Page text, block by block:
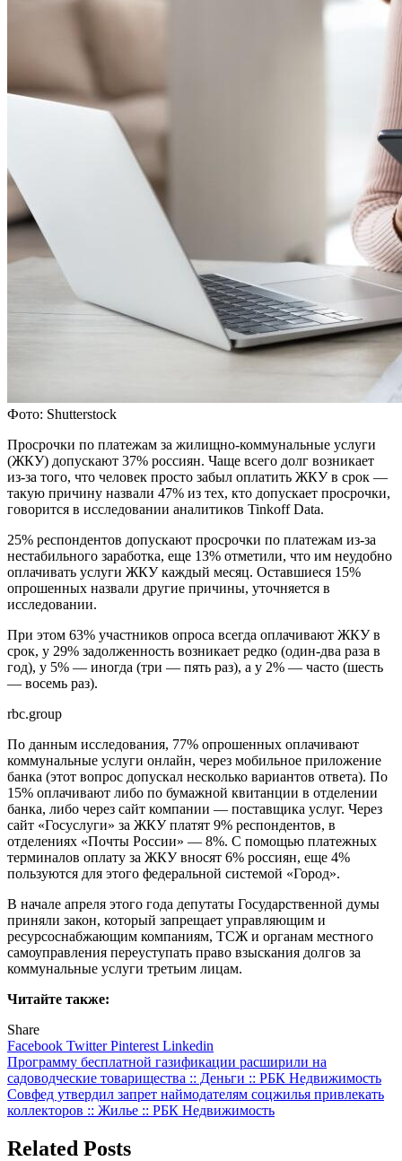
Фото: Shutterstock
Просрочки по платежам за жилищно-коммунальные услуги
(ЖКУ) допускают 37% россиян. Чаще всего долг возникает
из-за того, что человек просто забыл оплатить ЖКУ в срок —
такую причину назвали 47% из тех, кто допускает просрочки,
говорится в исследовании аналитиков Tinkoff Data.
25% респондентов допускают просрочки по платежам из-за
нестабильного заработка, еще 13% отметили, что им неудобно
оплачивать услуги ЖКУ каждый месяц. Оставшиеся 15%
опрошенных назвали другие причины, уточняется в
исследовании.
При этом 63% участников опроса всегда оплачивают ЖКУ в
срок, у 29% задолженность возникает редко (один-два раза в
год), у 5% — иногда (три — пять раз), а у 2% — часто (шесть
— восемь раз).
rbc.group
По данным исследования, 77% опрошенных оплачивают
коммунальные услуги онлайн, через мобильное приложение
банка (этот вопрос допускал несколько вариантов ответа). По
15% оплачивают либо по бумажной квитанции в отделении
банка, либо через сайт компании ― поставщика услуг. Через
сайт «Госуслуги» за ЖКУ платят 9% респондентов, в
отделениях «Почты России» ― 8%. С помощью платежных
терминалов оплату за ЖКУ вносят 6% россиян, еще 4%
пользуются для этого федеральной системой «Город».
В начале апреля этого года депутаты Государственной думы
приняли закон, который запрещает управляющим и
ресурсоснабжающим компаниям, ТСЖ и органам местного
самоуправления переуступать право взыскания долгов за
коммунальные услуги третьим лицам.
Читайте также:
Share
Facebook TwitterPinterest Linkedin
Навигация
по
записям
Программу бесплатной газификации расширили на
садоводческие товарищества :: Деньги :: РБК Недвижимость
Cовфед утвердил запрет наймодателям соцжилья привлекать
коллекторов :: Жилье :: РБК Недвижимость
Related Posts